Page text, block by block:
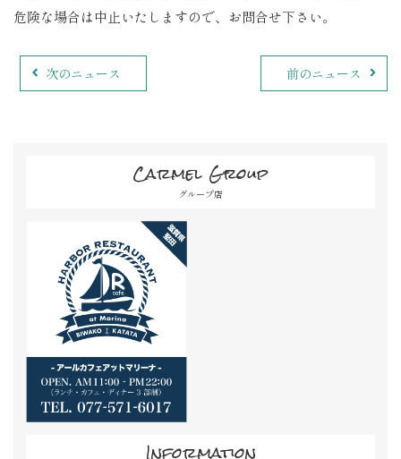
危険な場合は中止いたしますので、お問合せ下さい。
次のニュース 前のニュース
Carmel Group
グループ店
Information